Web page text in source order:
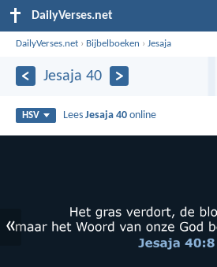
DailyVerses.net
DailyVerses.net › Bijbelboeken ›Jesaja
Jesaja 40
HSV LeesJesaja 40 online
«